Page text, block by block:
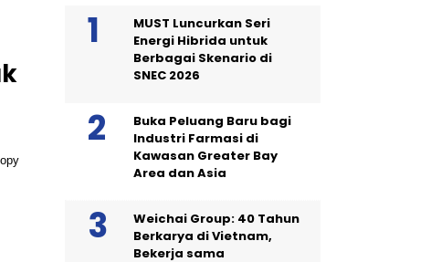
MUST Luncurkan Seri
Energi Hibrida untuk
Berbagai Skenario di
SNEC 2026
Buka Peluang Baru bagi
Industri Farmasi di
Kawasan Greater Bay
Area dan Asia
Weichai Group: 40 Tahun
Berkarya di Vietnam,
Bekerja sama